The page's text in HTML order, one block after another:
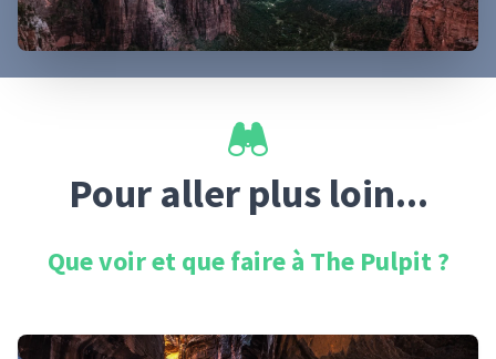
Pour aller plus loin...
Que voir et que faire à The Pulpit?